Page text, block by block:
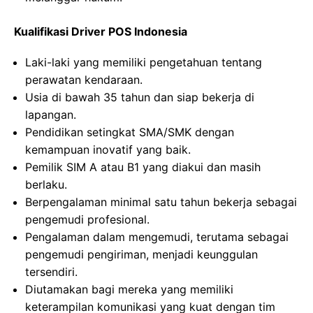
Kualifikasi Driver POS Indonesia
Laki-laki yang memiliki pengetahuan tentang
perawatan kendaraan.
Usia di bawah 35 tahun dan siap bekerja di
lapangan.
Pendidikan setingkat SMA/SMK dengan
kemampuan inovatif yang baik.
Pemilik SIM A atau B1 yang diakui dan masih
berlaku.
Berpengalaman minimal satu tahun bekerja sebagai
pengemudi profesional.
Pengalaman dalam mengemudi, terutama sebagai
pengemudi pengiriman, menjadi keunggulan
tersendiri.
Diutamakan bagi mereka yang memiliki
keterampilan komunikasi yang kuat dengan tim